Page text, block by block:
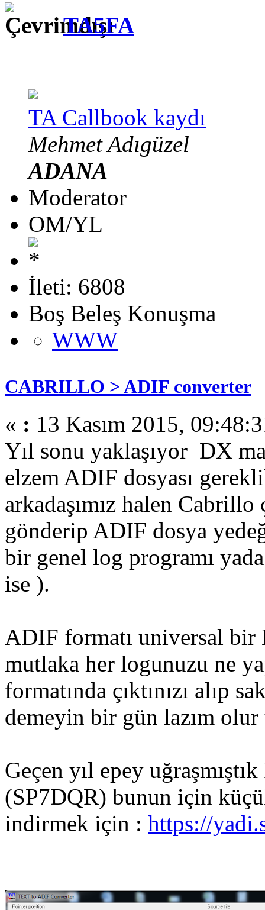
TA5FA
TA Callbook kaydı
Mehmet Adıgüzel
ADANA
Moderator
OM/YL
İleti: 6808
Boş Beleş Konuşma
WWW
CABRILLO > ADIF converter
« : 13 Kasım 2015,
Yıl sonu yaklaşıyor DX
elzem ADIF dosyası
arkadaşımız halen Cabrillo
gönderip ADIF dosya
bir genel log programı
ise ).
ADIF formatı universal bir
mutlaka her logunuzu ne
formatında çıktınızı alıp
demeyin bir gün lazım olur
Geçen yıl epey
(SP7DQR) bunun için
indirmek için : https://